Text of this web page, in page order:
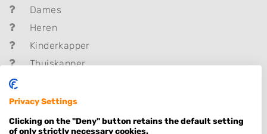
Dames
Heren
Kinderkapper
Thuiskapper
Zonder Afspraak
Kleuren
Privacy Settings
Clicking on the "Deny" button retains the default setting
of only strictly necessary cookies.